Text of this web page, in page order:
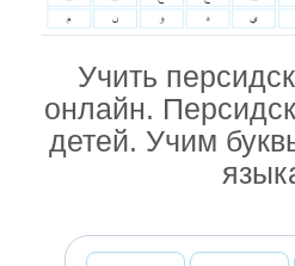
Учить
онлайн.
детей. Учим